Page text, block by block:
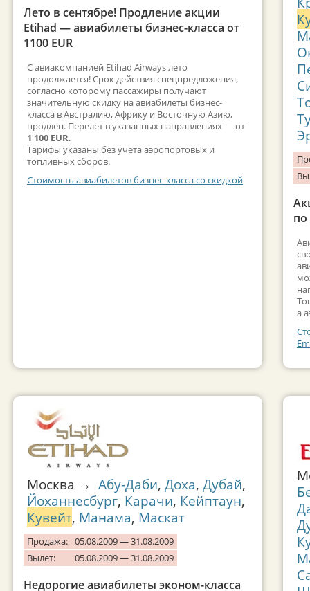
Лето в сентябре! Продление акции
Etihad — авиабилеты бизнес-класса от
1100 EUR
С авиакомпанией Etihad Airways лето
продолжается! Срок действия спецпредложения,
согласно которому пассажиры получают
значительную скидку на авиабилеты бизнес-
класса в Австралию, Африку и Восточную Азию,
продлен. Перелет в указанных направлениях — от
1 100 EUR.
Тарифы указаны без учета аэропортовых и
топливных сборов.
Стоимость авиабилетов бизнес-класса со скидкой
Москва → Абу-Даби, Доха, Дубай,
Йоханнесбург, Карачи, Кейптаун,
Кувейт, Манама, Маскат
Продажа: 05.08.2009 — 31.08.2009
Вылет:
05.08.2009 — 31.08.2009
Недорогие авиабилеты эконом-класса
а